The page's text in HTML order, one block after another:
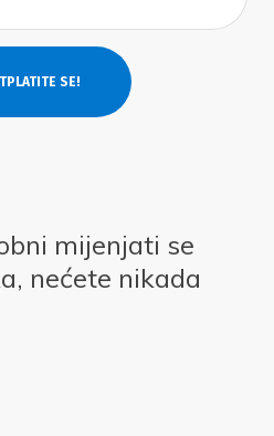
mijenjati se
nećete nikada